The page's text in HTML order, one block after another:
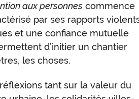
aux personnes commence
par ses rapports
et une confiance mutuelle
d’initier un chantier
les choses.
tant sur la valeur du